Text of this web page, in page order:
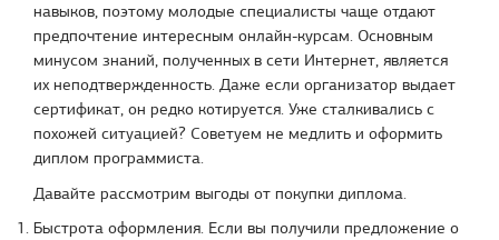
навыков, поэтому молодые специалисты чаще отдают
предпочтение интересным онлайн-курсам. Основным
минусом знаний, полученных в сети Интернет, является
их неподтвержденность. Даже если организатор выдает
сертификат, он редко котируется. Уже сталкивались с
похожей ситуацией? Советуем не медлить и оформить
диплом программиста.
Давайте рассмотрим выгоды от покупки диплома.
Быстрота оформления. Если вы получили предложение о